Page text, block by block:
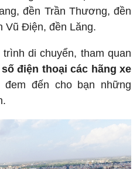
đền Trần Thương, đền
Vũ Điện, đền Lăng.
di chuyển, tham quan
số điện thoại các hãng xe
đem đến cho bạn những